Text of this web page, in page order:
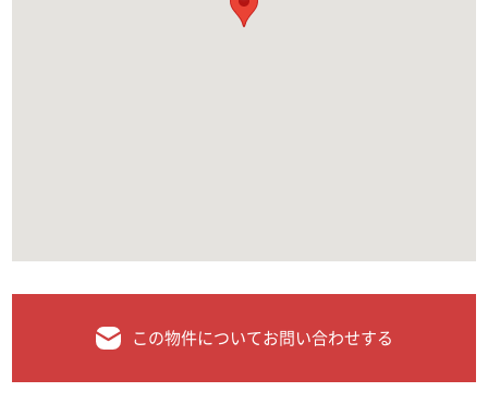
この物件についてお問い合わせする